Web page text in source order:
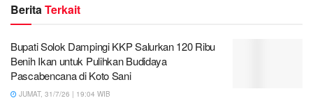
BeritaTerkait
Bupati Solok Dampingi KKP Salurkan 120 Ribu
Benih Ikan untuk Pulihkan Budidaya
Pascabencana di Koto Sani
JUMAT, 31/7/26 | 19:04 WIB